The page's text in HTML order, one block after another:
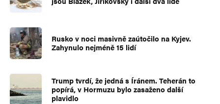
Rusko v noci masivně zaútočilo na Kyjev.
Zahynulo nejméně 15 lidí
Trump tvrdí, že jedná s Íránem. Teherán to
popírá, v Hormuzu bylo zasaženo další
plavidlo